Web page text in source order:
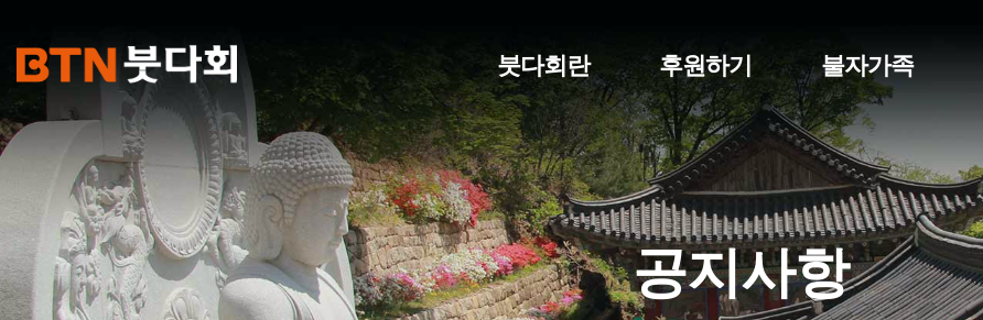
붓다회란 후원하기 불자가족
공지사항